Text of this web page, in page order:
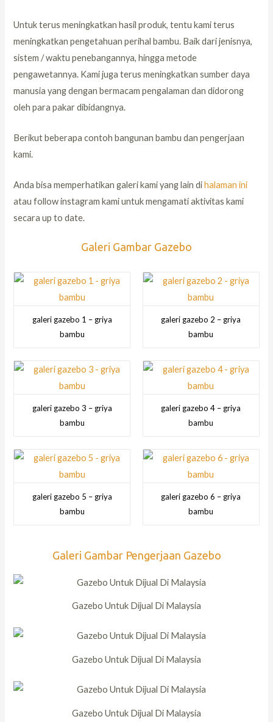
Untuk terus meningkatkan hasil produk, tentu kami terus
meningkatkan pengetahuan perihal bambu. Baik dari jenisnya,
sistem / waktu penebangannya, hingga metode
pengawetannya. Kami juga terus meningkatkan sumber daya
manusia yang dengan bermacam pengalaman dan didorong
oleh para pakar dibidangnya.
Berikut beberapa contoh bangunan bambu dan pengerjaan
kami.
Anda bisa memperhatikan galeri kami yang lain dihalaman ini
atau follow instagram kami untuk mengamati aktivitas kami
secara up to date.
Galeri Gambar Gazebo
galeri gazebo 1 – griya
bambu
galeri gazebo 2 – griya
bambu
galeri gazebo 3 – griya
bambu
galeri gazebo 4 – griya
bambu
galeri gazebo 5 – griya
bambu
galeri gazebo 6 – griya
bambu
Galeri Gambar Pengerjaan Gazebo
Gazebo Untuk Dijual Di Malaysia
Gazebo Untuk Dijual Di Malaysia
Gazebo Untuk Dijual Di Malaysia